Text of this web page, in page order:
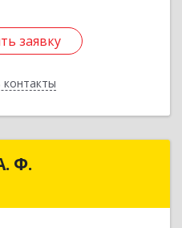
заявку
контакты
заявку
Ф. А. Ф.